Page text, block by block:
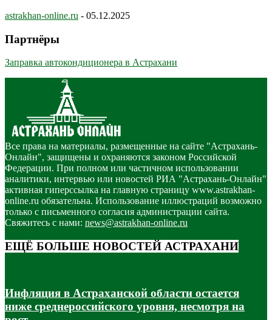
astrakhan-online.ru - 05.12.2025
Партнёры
Заправка автокондиционера в Астрахани
Все права на материалы, размещенные на сайте "Астрахань-
Онлайн", защищены и охраняются законом Российской
Федерации. При полном или частичном использовании
аналитики, интервью или новостей РИА "Астрахань-Онлайн"
активная гиперссылка на главную страницу www.astrakhan-
online.ru обязательна. Использование иллюстраций возможно
только с письменного согласия администрации сайта.
Свяжитесь с нами: news@astrakhan-online.ru
ЕЩЁ БОЛЬШЕ НОВОСТЕЙ АСТРАХАНИ
Инфляция в Астраханской области остается
ниже среднероссийского уровня, несмотря на